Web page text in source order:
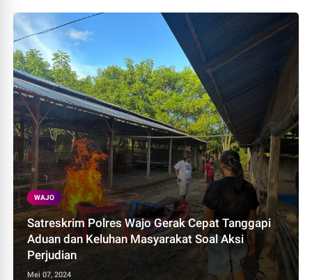
WAJO
Satreskrim Polres Wajo Gerak Cepat Tanggapi
Aduan dan Keluhan Masyarakat Soal Aksi
Perjudian
Mei 07, 2024